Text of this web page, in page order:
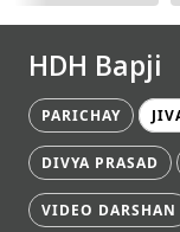
HDH Bapji
PARICHAY
DIVYA PRASAD
VIDEO DARSHAN